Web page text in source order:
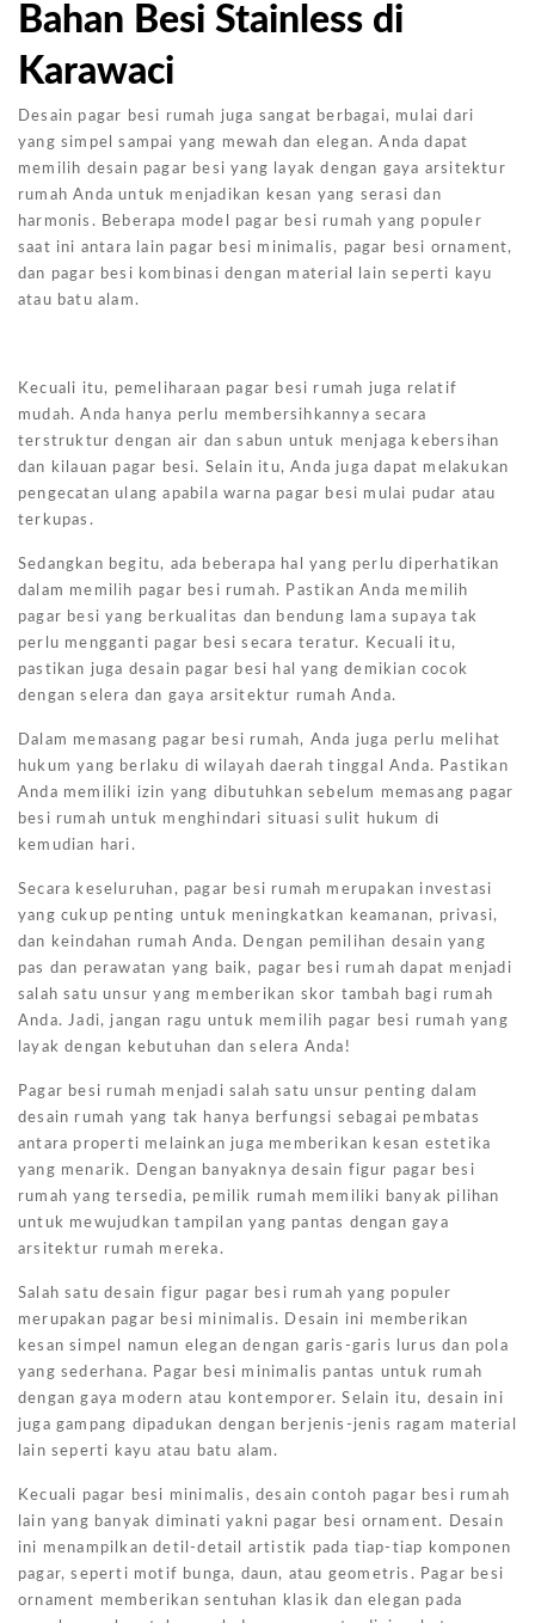
Bahan Besi Stainless di
Karawaci
Desain pagar besi rumah juga sangat berbagai, mulai dari
yang simpel sampai yang mewah dan elegan. Anda dapat
memilih desain pagar besi yang layak dengan gaya arsitektur
rumah Anda untuk menjadikan kesan yang serasi dan
harmonis. Beberapa model pagar besi rumah yang populer
saat ini antara lain pagar besi minimalis, pagar besi ornament,
dan pagar besi kombinasi dengan material lain seperti kayu
atau batu alam.
Kecuali itu, pemeliharaan pagar besi rumah juga relatif
mudah. Anda hanya perlu membersihkannya secara
terstruktur dengan air dan sabun untuk menjaga kebersihan
dan kilauan pagar besi. Selain itu, Anda juga dapat melakukan
pengecatan ulang apabila warna pagar besi mulai pudar atau
terkupas.
Sedangkan begitu, ada beberapa hal yang perlu diperhatikan
dalam memilih pagar besi rumah. Pastikan Anda memilih
pagar besi yang berkualitas dan bendung lama supaya tak
perlu mengganti pagar besi secara teratur. Kecuali itu,
pastikan juga desain pagar besi hal yang demikian cocok
dengan selera dan gaya arsitektur rumah Anda.
Dalam memasang pagar besi rumah, Anda juga perlu melihat
hukum yang berlaku di wilayah daerah tinggal Anda. Pastikan
Anda memiliki izin yang dibutuhkan sebelum memasang pagar
besi rumah untuk menghindari situasi sulit hukum di
kemudian hari.
Secara keseluruhan, pagar besi rumah merupakan investasi
yang cukup penting untuk meningkatkan keamanan, privasi,
dan keindahan rumah Anda. Dengan pemilihan desain yang
pas dan perawatan yang baik, pagar besi rumah dapat menjadi
salah satu unsur yang memberikan skor tambah bagi rumah
Anda. Jadi, jangan ragu untuk memilih pagar besi rumah yang
layak dengan kebutuhan dan selera Anda!
Pagar besi rumah menjadi salah satu unsur penting dalam
desain rumah yang tak hanya berfungsi sebagai pembatas
antara properti melainkan juga memberikan kesan estetika
yang menarik. Dengan banyaknya desain figur pagar besi
rumah yang tersedia, pemilik rumah memiliki banyak pilihan
untuk mewujudkan tampilan yang pantas dengan gaya
arsitektur rumah mereka.
Salah satu desain figur pagar besi rumah yang populer
merupakan pagar besi minimalis. Desain ini memberikan
kesan simpel namun elegan dengan garis-garis lurus dan pola
yang sederhana. Pagar besi minimalis pantas untuk rumah
dengan gaya modern atau kontemporer. Selain itu, desain ini
juga gampang dipadukan dengan berjenis-jenis ragam material
lain seperti kayu atau batu alam.
Kecuali pagar besi minimalis, desain contoh pagar besi rumah
lain yang banyak diminati yakni pagar besi ornament. Desain
ini menampilkan detil-detail artistik pada tiap-tiap komponen
pagar, seperti motif bunga, daun, atau geometris. Pagar besi
ornament memberikan sentuhan klasik dan elegan pada